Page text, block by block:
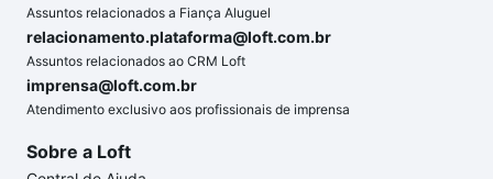
Assuntos relacionados a Fiança Aluguel
relacionamento.plataforma@loft.com.br
Assuntos relacionados ao CRM Loft
imprensa@loft.com.br
Atendimento exclusivo aos profissionais de imprensa
Sobre a Loft